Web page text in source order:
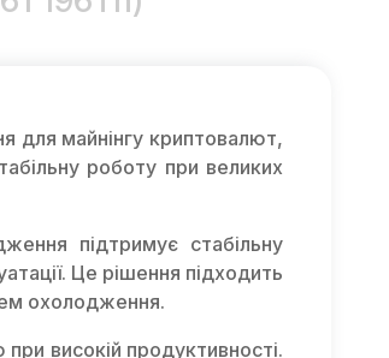
для майнінгу криптовалют,
роботу при великих
підтримує стабільну
Це рішення підходить
охолодження.
високій продуктивності.